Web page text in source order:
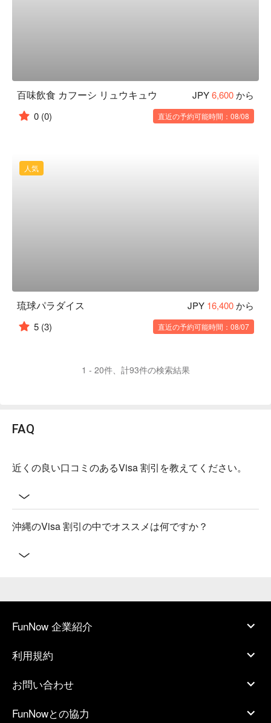
百味飲食 カフーシ リュウキュウ JPY6,600から
0 (0) 直近の予約可能時間：08/08
人気
琉球パラダイス JPY 16,400から
5 (3) 直近の予約可能時間：08/07
1 - 20件、計93件の検索結果
FAQ
近くの良い口コミのあるVisa 割引を教えてください。
沖縄のVisa 割引の中でオススメは何ですか？
FunNow 企業紹介
利用規約
お問い合わせ
FunNowとの協力